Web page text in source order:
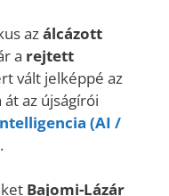
azálcázott
a rejtett
vált jelképpé az
át az újságírói
(AI /
Bajomi-Lázár